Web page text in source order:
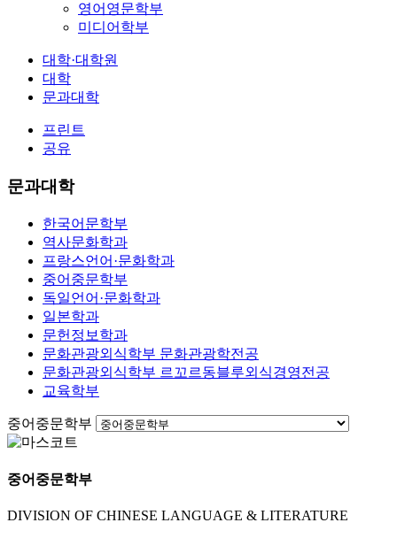
영어영문학부
미디어학부
대학·대학원
대학
문과대학
프린트
공유
문과대학
한국어문학부
역사문화학과
프랑스언어·문화학과
중어중문학부
독일언어·문화학과
일본학과
문헌정보학과
문화관광외식학부 문화관광학전공
문화관광외식학부 르꼬르동블루외식경영전공
교육학부
중어중문학부
중어중문학부
DIVISION OF CHINESE LANGUAGE & LITERATURE